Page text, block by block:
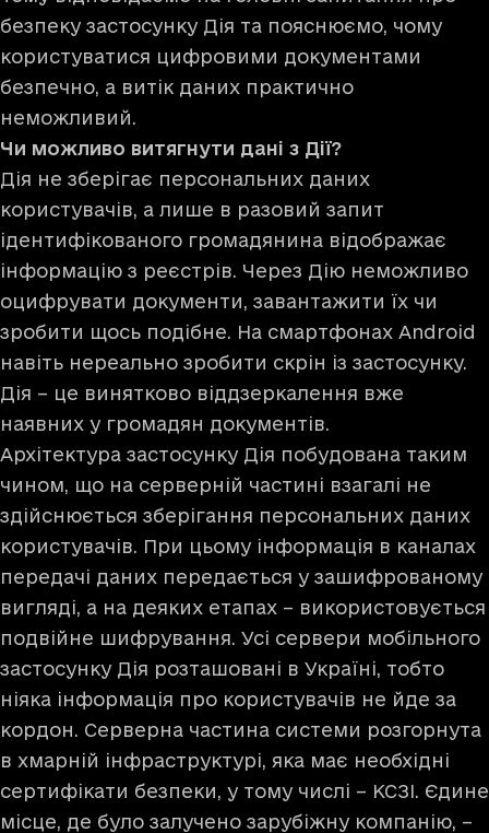
безпеку застосунку Дія та пояснюємо, чому
користуватися цифровими документами
безпечно, а витік даних практично
неможливий.
Чи можливо витягнути дані з Дії?
Дія не зберігає персональних даних
користувачів, а лише в разовий запит
ідентифікованого громадянина відображає
інформацію з реєстрів. Через Дію неможливо
оцифрувати документи, завантажити їх чи
зробити щось подібне. На смартфонах Android
навіть нереально зробити скрін із застосунку.
Дія – це винятково віддзеркалення вже
наявних у громадян документів.
Архітектура застосунку Дія побудована таким
чином, що на серверній частині взагалі не
здійснюється зберігання персональних даних
користувачів. При цьому інформація в каналах
передачі даних передається у зашифрованому
вигляді, а на деяких етапах – використовується
подвійне шифрування. Усі сервери мобільного
застосунку Дія розташовані в Україні, тобто
ніяка інформація про користувачів не йде за
кордон. Серверна частина системи розгорнута
в хмарній інфраструктурі, яка має необхідні
сертифікати безпеки, у тому числі – КСЗІ. Єдине
місце, де було залучено зарубіжну компанію, –